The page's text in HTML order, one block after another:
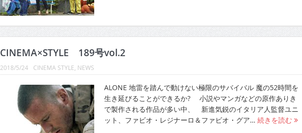
CINEMA×STYLE 189号vol.2
2018/5/24 CINEMA STYLE NEWS
ALONE 地雷を踏んで動けない極限のサバイバル 魔の52時間を
生き延びることができるか? 小説やマンガなどの原作ありき
で製作される作品が多い中、 新進気鋭のイタリア人監督ユニ
ット、ファビオ・レジナーロ＆ファビオ・グア… 続きを読む